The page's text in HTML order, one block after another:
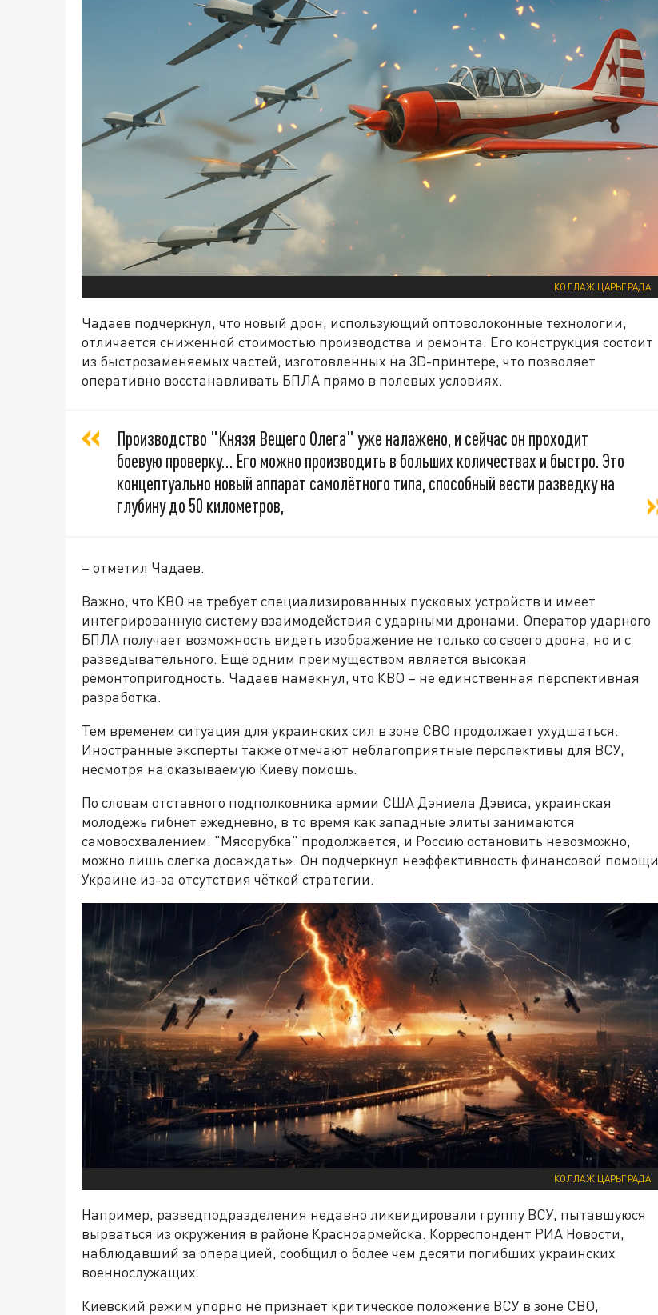
КОЛЛАЖ ЦАРЬГРАДА
Чадаев подчеркнул, что новый дрон, использующий оптоволоконные технологии,
отличается сниженной стоимостью производства и ремонта. Его конструкция состоит
из быстрозаменяемых частей, изготовленных на 3D-принтере, что позволяет
оперативно восстанавливать БПЛА прямо в полевых условиях.
Производство "Князя Вещего Олега" уже налажено, и сейчас он проходит
боевую проверку… Его можно производить в больших количествах и быстро. Это
концептуально новый аппарат самолётного типа, способный вести разведку на
глубину до 50 километров,
– отметил Чадаев.
Важно, что КВО не требует специализированных пусковых устройств и имеет
интегрированную систему взаимодействия с ударными дронами. Оператор ударного
БПЛА получает возможность видеть изображение не только со своего дрона, но и с
разведывательного. Ещё одним преимуществом является высокая
ремонтопригодность. Чадаев намекнул, что КВО – не единственная перспективная
разработка.
Тем временем ситуация для украинских сил в зоне СВО продолжает ухудшаться.
Иностранные эксперты также отмечают неблагоприятные перспективы для ВСУ,
несмотря на оказываемую Киеву помощь.
По словам отставного подполковника армии США Дэниела Дэвиса, украинская
молодёжь гибнет ежедневно, в то время как западные элиты занимаются
самовосхвалением. "Мясорубка" продолжается, и Россию остановить невозможно,
можно лишь слегка досаждать». Он подчеркнул неэффективность финансовой помощи
Украине из-за отсутствия чёткой стратегии.
КОЛЛАЖ ЦАРЬГРАДА
Например, разведподразделения недавно ликвидировали группу ВСУ, пытавшуюся
вырваться из окружения в районе Красноармейска. Корреспондент РИА Новости,
наблюдавший за операцией, сообщил о более чем десяти погибших украинских
военнослужащих.
Киевский режим упорно не признаёт критическое положение ВСУ в зоне СВО,